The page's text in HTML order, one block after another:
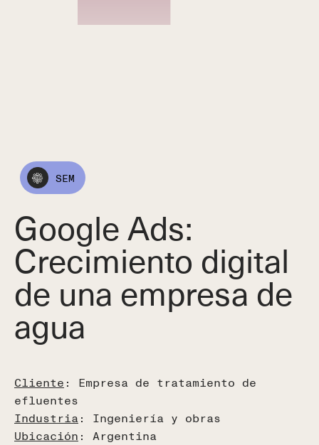
SEM
Google Ads:
Crecimiento digital
de una empresa de
agua
Cliente : Empresa de tratamiento de
efluentes
Industria: Ingeniería y obras
Ubicación : Argentina